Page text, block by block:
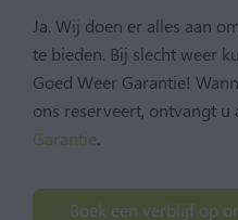
Ja. Wij doen er alles aan
te bieden. Bij slecht weer
Goed Weer Garantie!
ons reserveert, ontvangt u
Garantie.
Boek een verblijf op